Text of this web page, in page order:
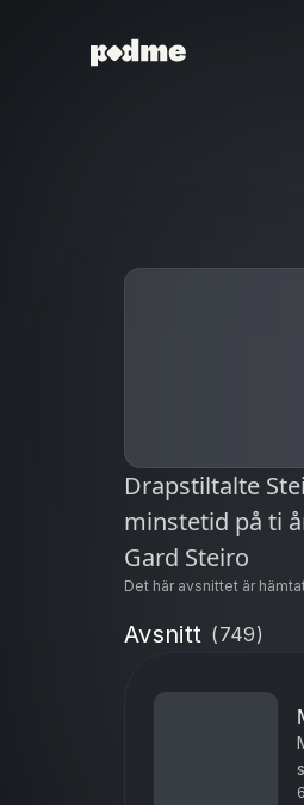
Drapstiltalte
minstetid på ti
Gard Steiro
Det här avsnittet är
Avsnitt (749)